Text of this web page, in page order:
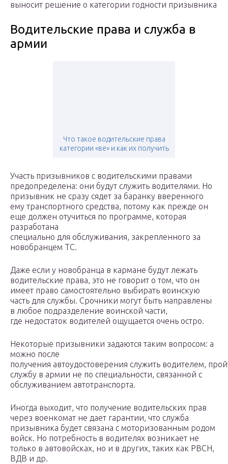
выносит решение о категории годности призывника
Водительские права и служба в
армии
Что такое водительские права
категории «ве» и как их получить
Участь призывников с водительскими правами
предопределена: они будут служить водителями. Но
призывник не сразу сядет за баранку вверенного
ему транспортного средства, потому как прежде он
еще должен отучиться по программе, которая
разработана
специально для обслуживания, закрепленного за
новобранцем ТС.
Даже если у новобранца в кармане будут лежать
водительские права, это не говорит о том, что он
имеет право самостоятельно выбирать воинскую
часть для службы. Срочники могут быть направлены
в любое подразделение воинской части,
где недостаток водителей ощущается очень остро.
Некоторые призывники задаются таким вопросом: а
можно после
получения автоудостоверения служить водителем,
службу в армии не по специальности, связанной с
обслуживанием автотранспорта.
Иногда выходит, что получение водительских прав
через военкомат не дает гарантии, что служба
призывника будет связана с моторизованным родом
войск. Но потребность в водителях возникает не
только в автовойсках, но и в других, таких как РВСН,
ВДВ и др.